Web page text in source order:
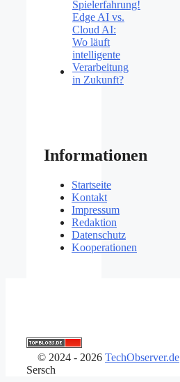
Spielerfahrung!
Edge AI vs.
Cloud AI:
Wo läuft
intelligente
Verarbeitung
in Zukunft?
Informationen
Startseite
Kontakt
Impressum
Redaktion
Datenschutz
Kooperationen
© 2024 - 2026 TechObserver.de
Sersch